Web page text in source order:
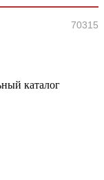
каталог